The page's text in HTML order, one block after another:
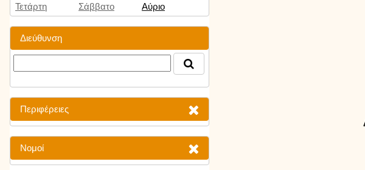
Τετάρτη
Σάββατο
Αύριο
Διεύθυνση
Περιφέρειες
Νομοί